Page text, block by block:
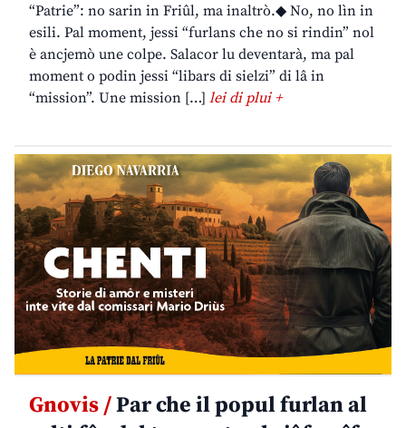
“Patrie”: no sarin in Friûl, ma inaltrò.◆ No, no lìn in
esili. Pal moment, jessi “furlans che no si rindin” nol
è ancjemò une colpe. Salacor lu deventarà, ma pal
moment o podin jessi “libars di sielzi” di lâ in
“mission”. Une mission […] lei di plui +
Gnovis /Par che il popul furlan al